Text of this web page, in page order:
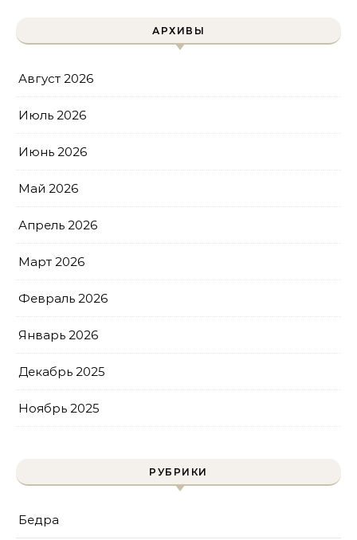
АРХИВЫ
Август 2026
Июль 2026
Июнь 2026
Май 2026
Апрель 2026
Март 2026
Февраль 2026
Январь 2026
Декабрь 2025
Ноябрь 2025
РУБРИКИ
Бедра